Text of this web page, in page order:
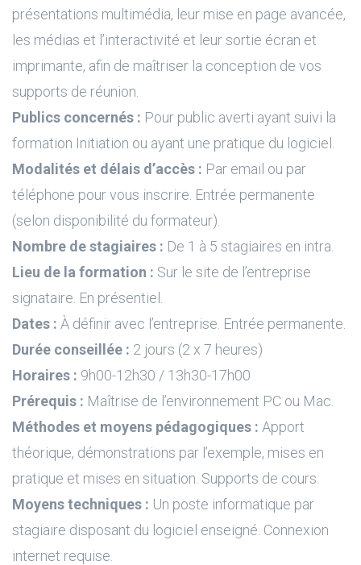
présentations multimédia, leur mise en page avancée,
les médias et l’interactivité et leur sortie écran et
imprimante, afin de maîtriser la conception de vos
supports de réunion.
Publics concernés : Pour public averti ayant suivi la
formation Initiation ou ayant une pratique du logiciel.
Modalités et délais d’accès : Par email ou par
téléphone pour vous inscrire. Entrée permanente
(selon disponibilité du formateur).
Nombre de stagiaires : De 1 à 5 stagiaires en intra.
Lieu de la formation : Sur le site de l’entreprise
signataire. En présentiel.
Dates : À définir avec l’entreprise. Entrée permanente.
Durée conseillée : 2 jours (2 x 7 heures)
Horaires : 9h00-12h30 / 13h30-17h00
Prérequis : Maîtrise de l’environnement PC ou Mac.
Méthodes et moyens pédagogiques : Apport
théorique, démonstrations par l’exemple, mises en
pratique et mises en situation. Supports de cours.
Moyens techniques : Un poste informatique par
stagiaire disposant du logiciel enseigné. Connexion
internet requise.